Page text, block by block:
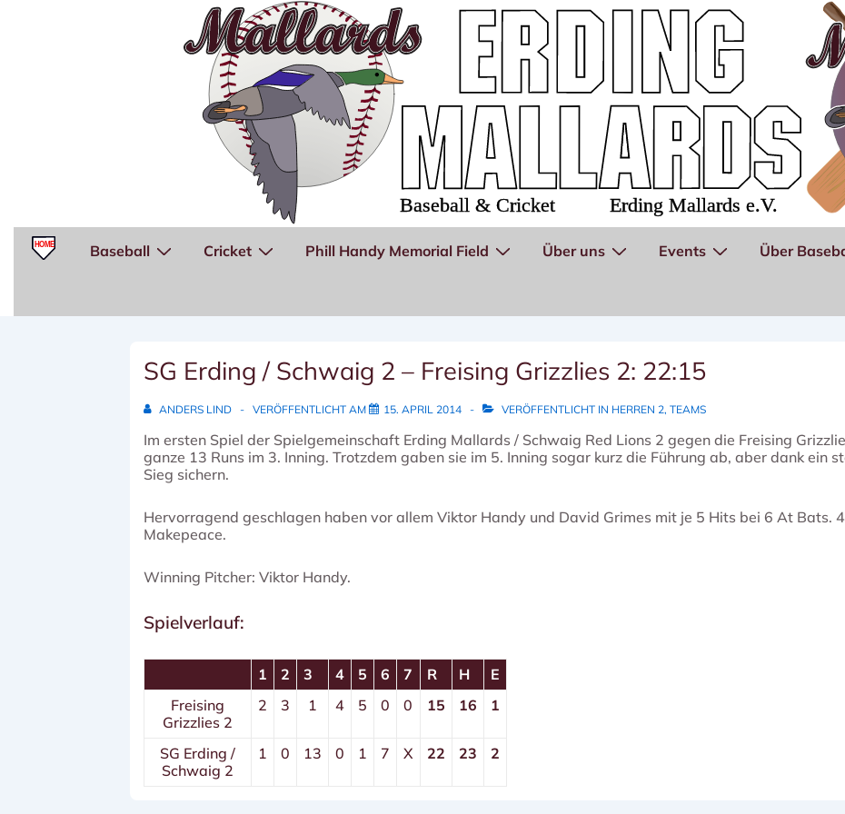
Hauptnavigation
Baseball
Cricket Phill Handy Memorial Field Über uns Events Über
SG Erding / Schwaig 2 – Freising Grizzlies 2: 22:15
ANDERS LIND VERÖFFENTLICHT AM 15. APRIL 2014 VERÖFFENTLICHT IN HERREN 2, TEAMS
Im ersten Spiel der Spielgemeinschaft Erding Mallards / Schwaig Red Lions 2 gegen die Freising
ganze 13 Runs im 3. Inning. Trotzdem gaben sie im 5. Inning sogar kurz die Führung ab, aber dank ein
Sieg sichern.
Hervorragend geschlagen haben vor allem Viktor Handy und David Grimes mit je 5 Hits bei 6 At Bats.
Makepeace.
Winning Pitcher: Viktor Handy.
Spielverlauf:
1 2 3 4 5 6 7 R H
E
Freising
Grizzlies 2
2 3 1 4 5 0 0 15 16 1
SG Erding /
Schwaig 2
1 0 13 0 1 7 X 22 23 2